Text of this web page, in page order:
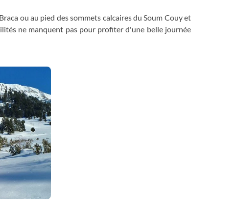
ou au pied des sommets calcaires du Soum Couy et
ne manquent pas pour profiter d'une belle journée
typiques du Pays Basque.
parmi les «plus beaux villages de France») puis
qui ornent les façades des maisons du village.
dénivelé négatif -530m.